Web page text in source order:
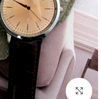
Click to enlarge